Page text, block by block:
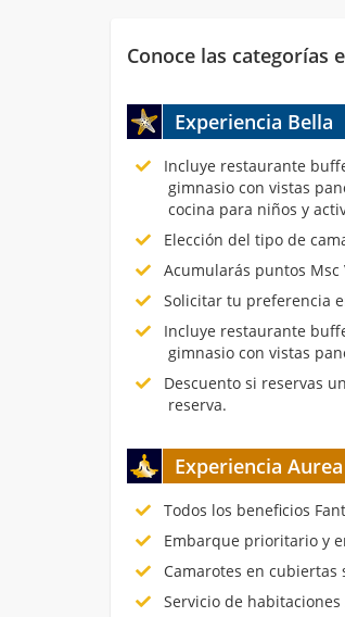
Conoce las categorías
Experiencia Bella
Incluye restaurante
gimnasio con vistas
cocina para niños y
Elección del tipo de
Acumularás puntos Msc
Solicitar tu preferencia
Incluye restaurante
gimnasio con vistas
Descuento si reservas
reserva.
Experiencia Aurea
Todos los beneficios
Embarque prioritario y
Camarotes en cubiertas
Servicio de habitaciones